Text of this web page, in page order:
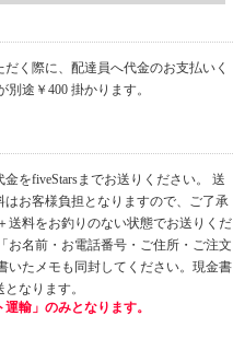
く際に、配達員へ代金のお支払いく
途￥400 掛かります。
をfiveStarsまでお送りください。 送
はお客様負担となりますので、ご了承
送料をお釣りのない状態でお送りくだ
お名前・お電話番号・ご住所・ご注文
いたメモも同封してください。現金書
なります。
輸」のみとなります。